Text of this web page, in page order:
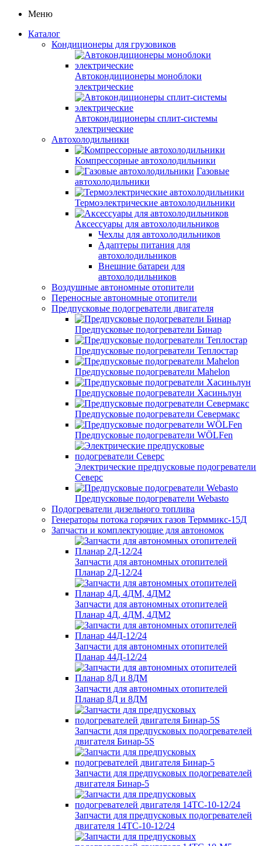
Меню
Каталог
Кондиционеры для грузовиков
Автокондиционеры моноблоки
электрические
Автокондиционеры сплит-системы
электрические
Автохолодильники
Компрессорные автохолодильники
Газовые
автохолодильники
Термоэлектрические автохолодильники
Аксессуары для автохолодильников
Чехлы для автохолодильников
Адаптеры питания для
автохолодильников
Внешние батареи для
автохолодильников
Воздушные автономные отопители
Переносные автономные отопители
Предпусковые подогреватели двигателя
Предпусковые подогреватели Бинар
Предпусковые подогреватели Теплостар
Предпусковые подогреватели Mahelon
Предпусковые подогреватели Хасиньлун
Предпусковые подогреватели Севермакс
Предпусковые подогреватели WÖLFen
Электрические предпусковые подогреватели
Северс
Предпусковые подогреватели Webasto
Подогреватели дизельного топлива
Генераторы потока горячих газов Терммикс-15Д
Запчасти и комплектующие для автономок
Запчасти для автономных отопителей
Планар 2Д-12/24
Запчасти для автономных отопителей
Планар 4Д, 4ДМ, 4ДМ2
Запчасти для автономных отопителей
Планар 44Д-12/24
Запчасти для автономных отопителей
Планар 8Д и 8ДМ
Запчасти для предпусковых подогревателей
двигателя Бинар-5S
Запчасти для предпусковых подогревателей
двигателя Бинар-5
Запчасти для предпусковых подогревателей
двигателя 14ТС-10-12/24